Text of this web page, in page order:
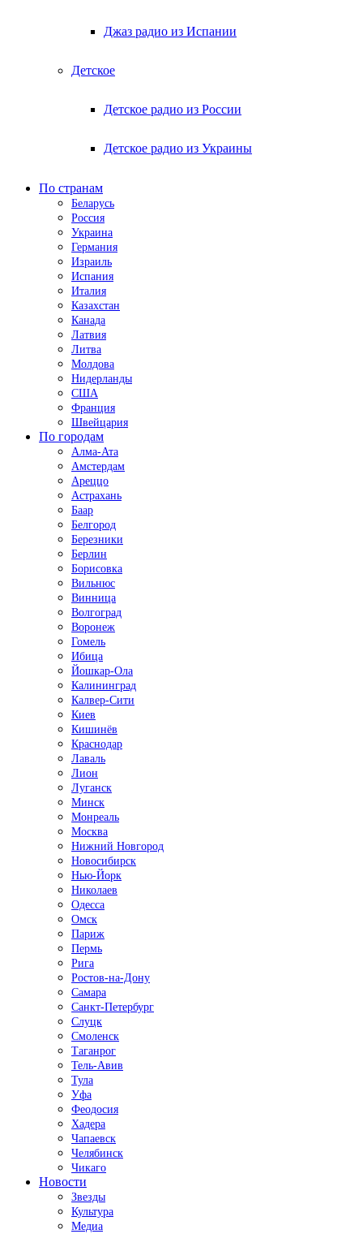
Джаз радио из Испании
Детское
Детское радио из России
Детское радио из Украины
По странам
Беларусь
Россия
Украина
Германия
Израиль
Испания
Италия
Казахстан
Канада
Латвия
Литва
Молдова
Нидерланды
США
Франция
Швейцария
По городам
Алма-Ата
Амстердам
Ареццо
Астрахань
Баар
Белгород
Березники
Берлин
Борисовка
Вильнюс
Винница
Волгоград
Воронеж
Гомель
Ибица
Йошкар-Ола
Калининград
Калвер-Сити
Киев
Кишинёв
Краснодар
Лаваль
Лион
Луганск
Минск
Монреаль
Москва
Нижний Новгород
Новосибирск
Нью-Йорк
Николаев
Одесса
Омск
Париж
Пермь
Рига
Ростов-на-Дону
Самара
Санкт-Петербург
Слуцк
Смоленск
Таганрог
Тель-Авив
Тула
Уфа
Феодосия
Хадера
Чапаевск
Челябинск
Чикаго
Новости
Звезды
Культура
Медиа